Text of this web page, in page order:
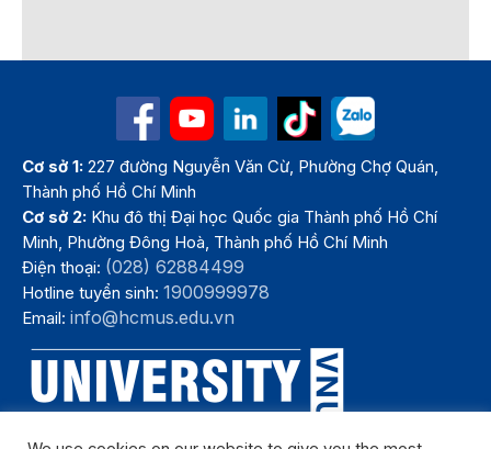
Cơ sở 1: 227 đường Nguyễn Văn Cừ, Phường Chợ Quán,
Thành phố Hồ Chí Minh
Cơ sở 2: Khu đô thị Đại học Quốc gia Thành phố Hồ Chí
Minh, Phường Đông Hoà, Thành phố Hồ Chí Minh
Điện thoại: (028) 62884499
Hotline tuyển sinh:1900999978
Email:info@hcmus.edu.vn